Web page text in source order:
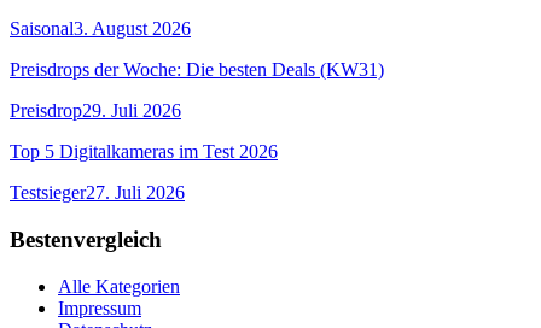
Saisonal3. August 2026
Preisdrops der Woche: Die besten Deals (KW31)
Preisdrop29. Juli 2026
Top 5 Digitalkameras im Test 2026
Testsieger27. Juli 2026
Bestenvergleich
Alle Kategorien
Impressum